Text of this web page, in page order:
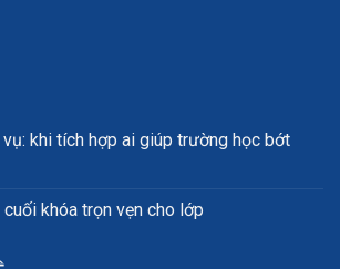
khi tích hợp ai giúp trường học bớt
khóa trọn vẹn cho lớp